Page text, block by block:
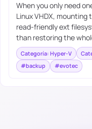
When you only need
Linux VHDX, mounting
read-friendly ext
than restoring the
Categoría: Hyper-V
#backup
#evotec